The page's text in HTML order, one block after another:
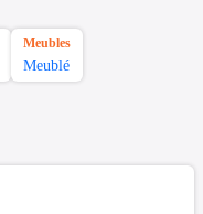
Meubles
Meublé